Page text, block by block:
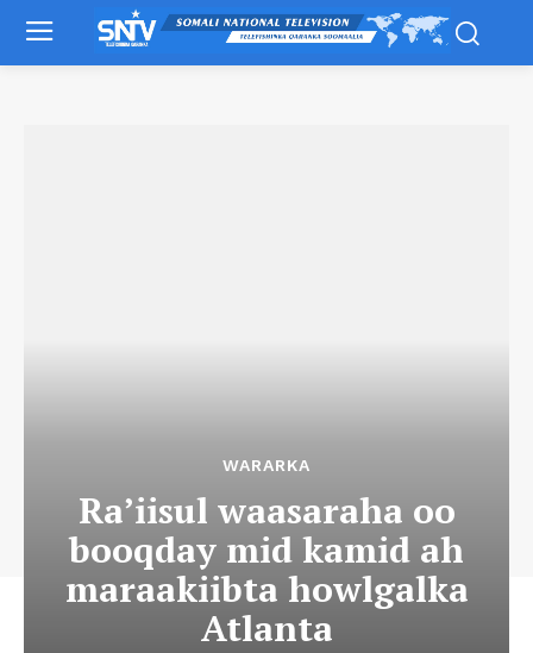
WARARKA
Ra’iisul waasaraha oo
booqday mid kamid ah
maraakiibta howlgalka
Atlanta